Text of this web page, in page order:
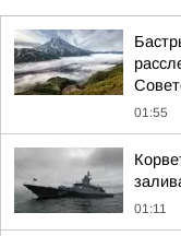
01:55
01:11